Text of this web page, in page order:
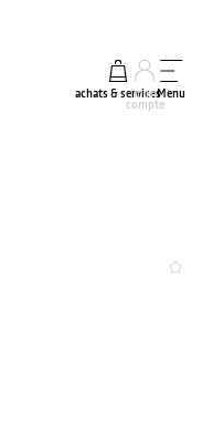
achats & services
mon
compte
Menu